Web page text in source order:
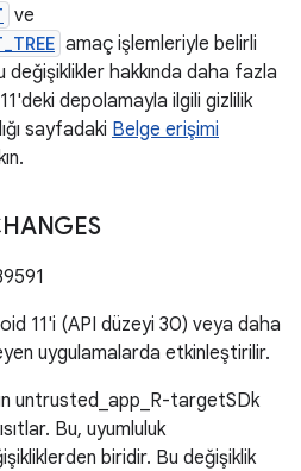
ve
amaç işlemleriyle belirli
hakkında daha fazla
depolamayla ilgili gizlilik
sayfadaki Belge erişimi
11'i (API düzeyi 30) veya daha
uygulamalarda etkinleştirilir.
untrusted_app_R-targetSDk
Bu, uyumluluk
biridir. Bu değişiklik